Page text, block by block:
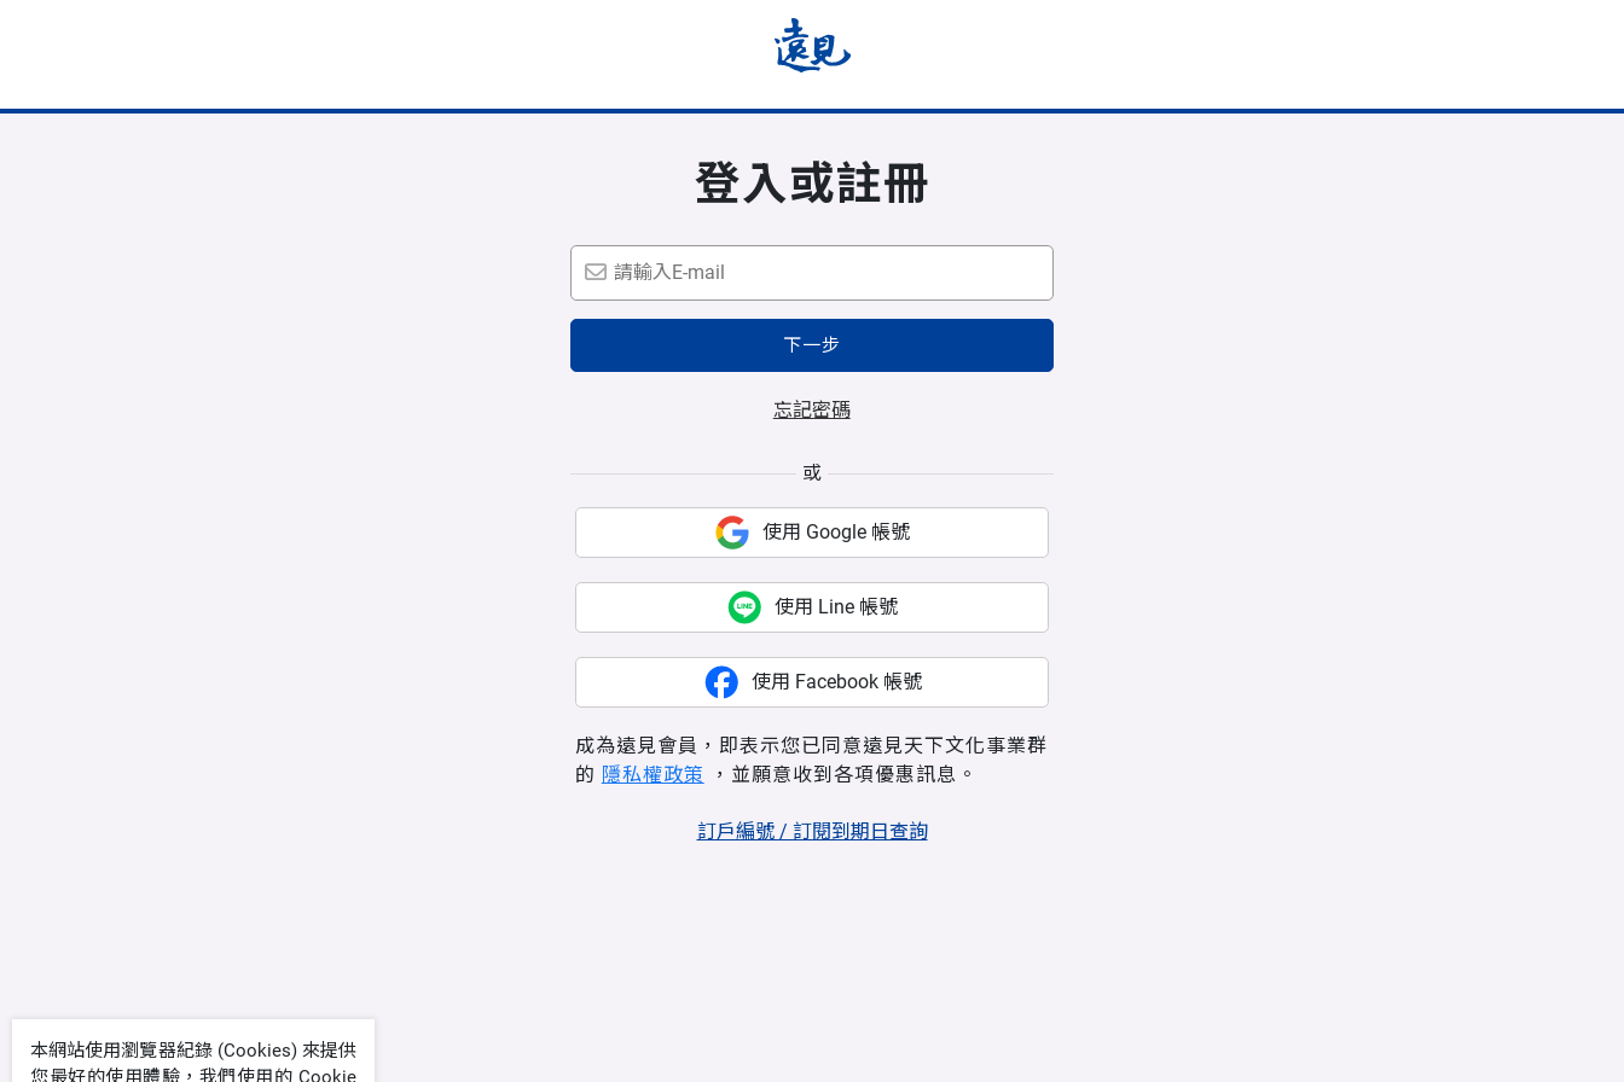
登入或註冊
下一步
忘記密碼
或
使用 Google 帳號
使用 Line 帳號
使用 Facebook 帳號
成為遠見會員，即表示您已同意遠見天下文化事業群
的 隱私權政策 ，並願意收到各項優惠訊息。
訂戶編號 / 訂閱到期日查詢
本網站使用瀏覽器紀錄 (Cookies) 來提供
您最好的使用體驗，我們使用的 Cookie